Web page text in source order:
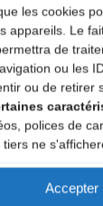
les cookies
appareils. Le
de
ou les
ou de retirer
polices de
ne
Accepter
un
avec*